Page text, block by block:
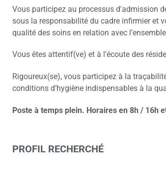
Vous participez au processus d'admission
sous la responsabilité du cadre infirmier et
qualité des soins en relation avec
Vous êtes attentif(ve) et à l’écoute des
Rigoureux(se), vous participez à la
conditions d’hygiène indispensables à la
Poste à temps plein. Horaires en 8h / 16h
PROFIL RECHERCHÉ